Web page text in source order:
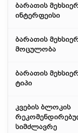
ბარათის
ინტერფეისი
ბარათის
მოცულობა
ბარათის
ტიპი
კვების ბლოკის
სიმძლავრე